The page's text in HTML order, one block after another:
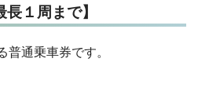
１周まで】
普通乗車券です。